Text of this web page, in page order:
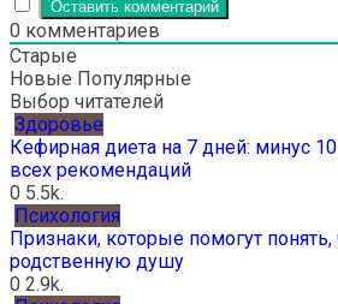
0 комментариев
Старые
Новые Популярные
Выбор читателей
Здоровье
Кефирная диета на 7 дней: минус
всех рекомендаций
0 5.5k.
Психология
Признаки, которые помогут
родственную душу
0 2.9k.